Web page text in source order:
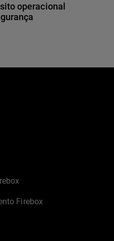
operacional
Firebox